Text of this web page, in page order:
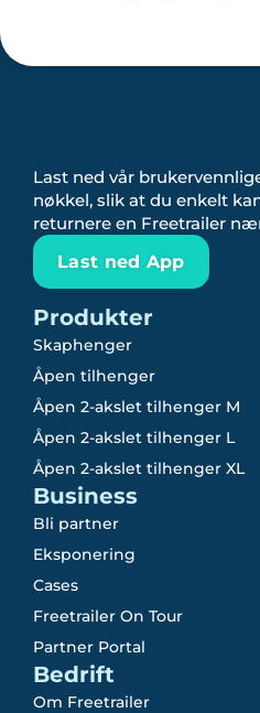
Last ned vår
nøkkel, slik at du enkelt
returnere en Freetrailer
Last ned App
Produkter
Skaphenger
Åpen tilhenger
Åpen 2-akslet tilhenger M
Åpen 2-akslet tilhenger L
Åpen 2-akslet tilhenger XL
Business
Bli partner
Eksponering
Cases
Freetrailer On Tour
Partner Portal
Bedrift
Om Freetrailer